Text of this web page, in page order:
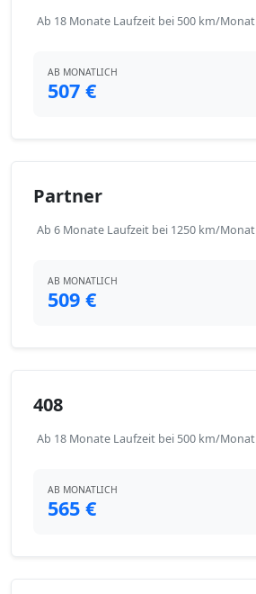
Ab 18 Monate Laufzeit bei 500 km/Monat
AB MONATLICH
507 €
Partner
Ab 6 Monate Laufzeit bei 1250 km/Monat
AB MONATLICH
509 €
408
Ab 18 Monate Laufzeit bei 500 km/Monat
AB MONATLICH
565 €